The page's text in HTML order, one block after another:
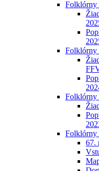
Folklórny
Folklórny
Folklórny
Folklórny
67.